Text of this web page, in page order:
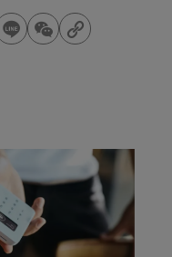
Total
增要諮詢的項目